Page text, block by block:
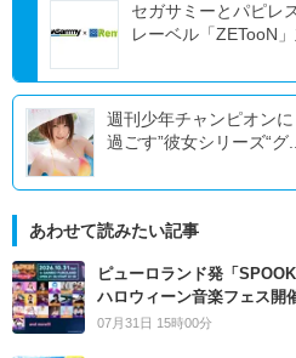
セガサミーとパピレ
レーベル「ZETooN」
週刊少年チャンピオン
過ごす”彼女シリーズ“グ...
あわせて読みたい記事
ピューロランド発「
ハロウィーン音楽フェス開
07月31日 15時00分